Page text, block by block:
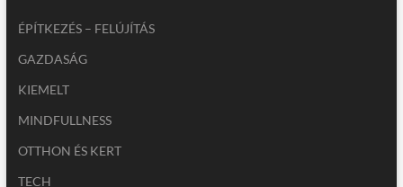
ÉPÍTKEZÉS – FELÚJÍTÁS
GAZDASÁG
KIEMELT
MINDFULLNESS
OTTHON ÉS KERT
TECH